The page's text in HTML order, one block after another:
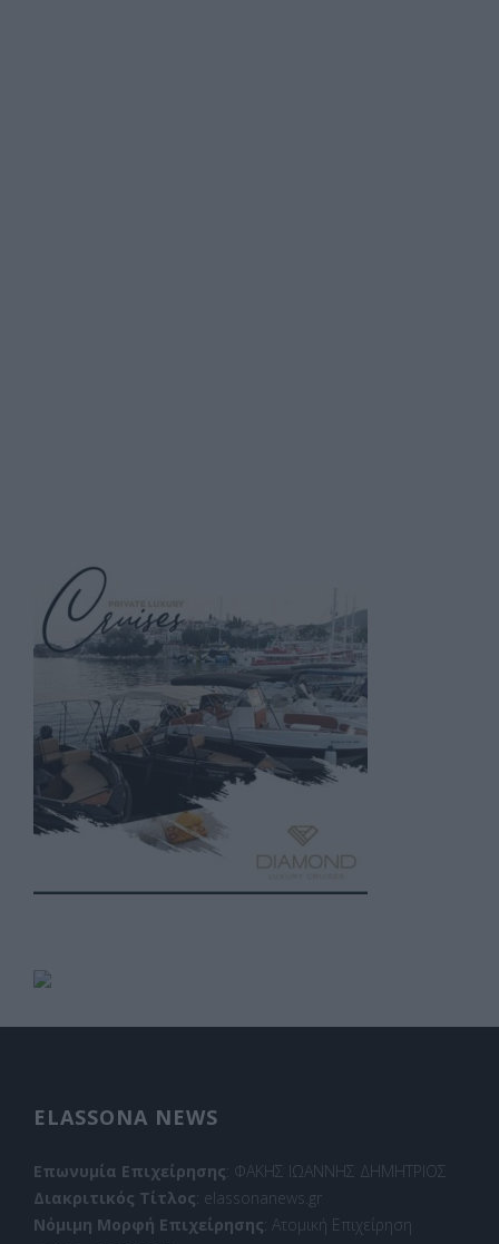
ELASSONA NEWS
Επωνυμία Επιχείρησης: ΦΑΚΗΣ ΙΩΑΝΝΗΣ ΔΗΜΗΤΡΙΟΣ
Διακριτικός Τίτλος: elassonanews.gr
Νόμιμη Μορφή Επιχείρησης: Ατομική Επιχείρηση